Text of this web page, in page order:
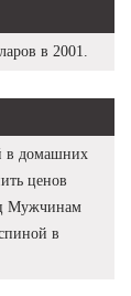
в 2001.
в домашних
ценов
Мужчинам
в